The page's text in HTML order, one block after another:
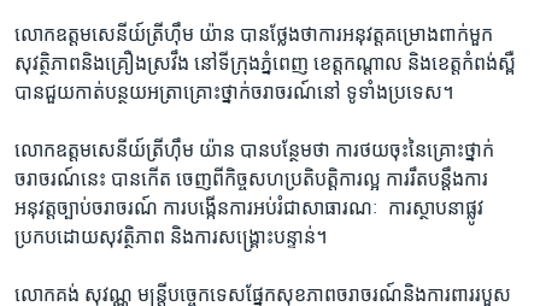
លោក​ឧត្តមសេនីយ៍ត្រី​ហ៊ឹម យ៉ាន​ បាន​ថ្លែងថា​ការអនុវត្ត​គម្រោង​ពាក់មួក​
សុវត្ថិភាព​និង​គ្រឿង​ស្រវឹង នៅ​ទីក្រុង​ភ្នំពេញ ​ខេត្តកណ្តាល​ និង​ខេត្ត​កំពង់ស្ពឺ​
បាន​ជួយ​កាត់បន្ថយ​អត្រាគ្រោះថ្នាក់​ចរាចរណ៍​នៅ ទូទាំង​ប្រទេស។
លោក​ឧត្តមសេនីយ៍ត្រី​ហ៊ឹម យ៉ាន​ បាន​បន្ថែម​ថា ​ការថយចុះ​នៃ​គ្រោះថ្នាក់​
ចរាចរណ៍នេះ ​បានកើត ចេញពី​កិច្ចសហប្រតិបត្តិការ​ល្អ​ ការរឹតបន្តឹង​ការ
អនុវត្ត​ច្បាប់​ចរាចរណ៍ ការបង្កើន​ការអប់រំ​ជា​សាធារណៈ ​ ការស្ថាបនា​ផ្លូវ​
ប្រកបដោយ​សុវត្ថិភាព ​និង​ការសង្គ្រោះ​បន្ទាន់។
លោក​គង់ សុវណ្ណ​ មន្ត្រី​បច្ចេកទេស​ផ្នែក​សុខភាព​ចរាចរណ៍​និង​ការពារ​របួស